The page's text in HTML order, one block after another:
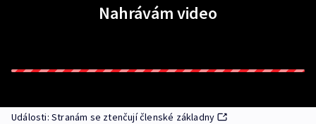
Nahrávám video
Události: Stranám se ztenčují členské základny